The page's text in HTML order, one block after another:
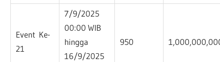
Event Ke-
21
7/9/2025
00:00 WIB
hingga
16/9/2025
950